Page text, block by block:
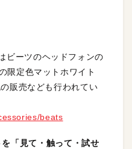
ビーツのヘッドフォンの
限定色マットホワイト
販売なども行われてい
beats
「見て・触って・試せ